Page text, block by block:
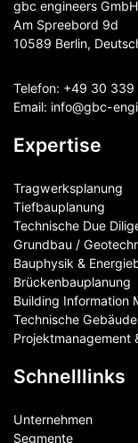
gbc engineers GmbH
Am Spreebord 9d
10589 Berlin,
Telefon: +49 30 339
Email: info@gbc-
Expertise
Tragwerksplanung
Tiefbauplanung
Technische Due
Grundbau /
Bauphysik &
Brückenbauplanung
Building Information
Technische
Projektmanagement
Schnelllinks
Unternehmen
Segmente